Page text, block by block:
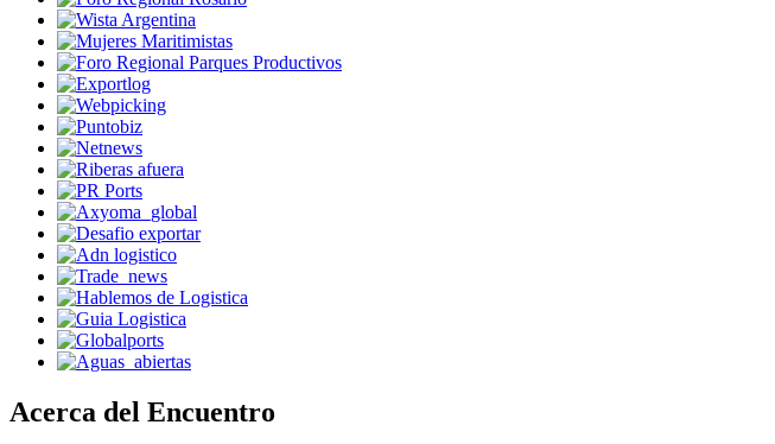
Acerca del Encuentro